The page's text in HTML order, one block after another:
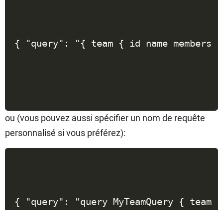
{ "query": "{ team { id name
ou (vous pouvez aussi spécifier un nom de requête
personnalisé si vous préférez):
{ "query": "query MyTeamQuery {